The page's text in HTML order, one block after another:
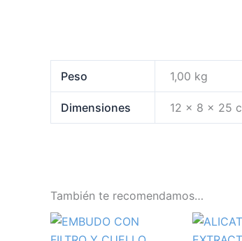
Peso 1,00 kg
Dimensiones 12 × 8 × 25
También te recomendamos…